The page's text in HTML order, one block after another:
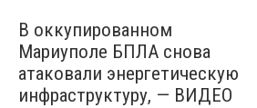
В оккупированном
Мариуполе БПЛА снова
атаковали энергетическую
инфраструктуру, — ВИДЕО